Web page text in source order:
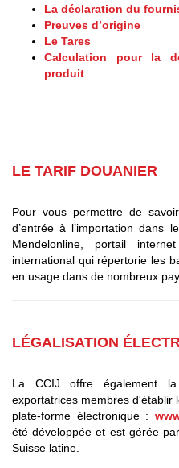
La déclaration du
Preuves d’origine
Le Tares
Calculation pour la
produit
LE TARIF DOUANIER
Pour vous permettre de
d’entrée à l’importation dans
Mendelonline, portail
international qui répertorie les
en usage dans de nombreux
LÉGALISATION
La CCIJ offre également
exportatrices membres d'établir
plate-forme électronique :
été développée et est gérée
Suisse latine.